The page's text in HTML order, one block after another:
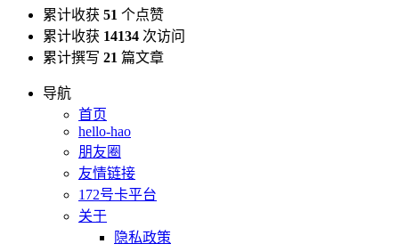
累计收获 51 个点赞
累计收获 14134 次访问
累计撰写 21 篇文章
导航
首页
hello-hao
朋友圈
友情链接
172号卡平台
关于
隐私政策